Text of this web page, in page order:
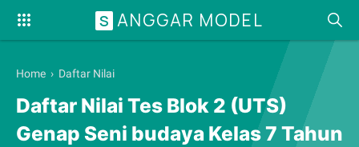
S ANGGAR MODEL
Home › Daftar Nilai
Daftar Nilai Tes Blok 2 (UTS)
Genap Seni budaya Kelas 7 Tahun